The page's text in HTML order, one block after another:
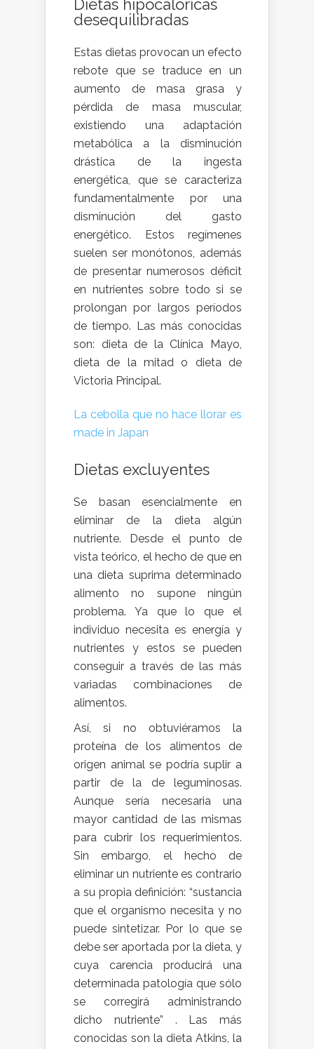
Dietas hipocalóricas
desequilibradas
Estas dietas provocan un efecto
rebote que se traduce en un
aumento de masa grasa y
pérdida de masa muscular,
existiendo una adaptación
metabólica a la disminución
drástica de la ingesta
energética, que se caracteriza
fundamentalmente por una
disminución del gasto
energético. Estos regímenes
suelen ser monótonos, además
de presentar numerosos déficit
en nutrientes sobre todo si se
prolongan por largos períodos
de tiempo. Las más conocidas
son: dieta de la Clínica Mayo,
dieta de la mitad o dieta de
Victoria Principal.
La cebolla que no hace llorar es
made in Japan
Dietas excluyentes
Se basan esencialmente en
eliminar de la dieta algún
nutriente. Desde el punto de
vista teórico, el hecho de que en
una dieta suprima determinado
alimento no supone ningún
problema. Ya que lo que el
individuo necesita es energía y
nutrientes y estos se pueden
conseguir a través de las más
variadas combinaciones de
alimentos.
Así, si no obtuviéramos la
proteína de los alimentos de
origen animal se podría suplir a
partir de la de leguminosas.
Aunque sería necesaria una
mayor cantidad de las mismas
para cubrir los requerimientos.
Sin embargo, el hecho de
eliminar un nutriente es contrario
a su propia definición: “sustancia
que el organismo necesita y no
puede sintetizar. Por lo que se
debe ser aportada por la dieta, y
cuya carencia producirá una
determinada patología que sólo
se corregirá administrando
dicho nutriente” . Las más
conocidas son la dieta Atkins, la